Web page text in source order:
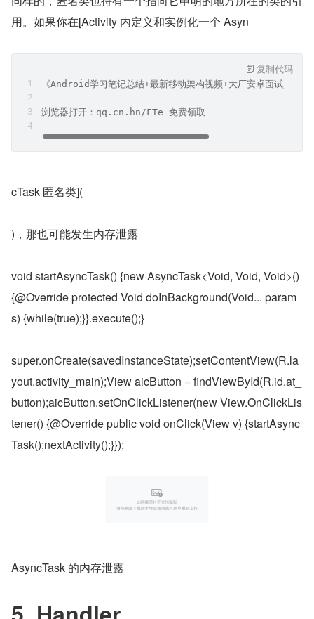
用。如果你在[Activity 内定义和实例化一个 Asyn
《Android学习笔记总结+最新移动架构视频+大厂安卓面试真题+
浏览器打开：qq.cn.hn/FTe 免费领取
复制代码
cTask 匿名类](
)，那也可能发生内存泄露
void startAsyncTask() {new AsyncTask<Void, Void, Void>()
{@Override protected Void doInBackground(Void... param
s) {while(true);}}.execute();}
super.onCreate(savedInstanceState);setContentView(R.la
yout.activity_main);View aicButton = findViewById(R.id.at_
button);aicButton.setOnClickListener(new View.OnClickLis
tener() {@Override public void onClick(View v) {startAsync
Task();nextActivity();}});
AsyncTask 的内存泄露